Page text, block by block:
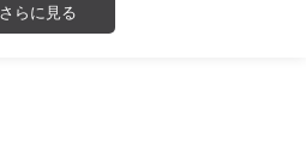
さらに見る